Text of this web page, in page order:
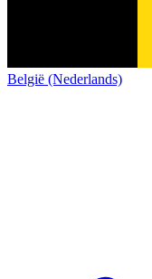
België (Nederlands)